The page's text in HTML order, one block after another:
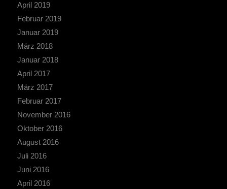
April 2019
Februar 2019
Januar 2019
März 2018
Januar 2018
April 2017
März 2017
Februar 2017
November 2016
Oktober 2016
August 2016
Juli 2016
Juni 2016
April 2016